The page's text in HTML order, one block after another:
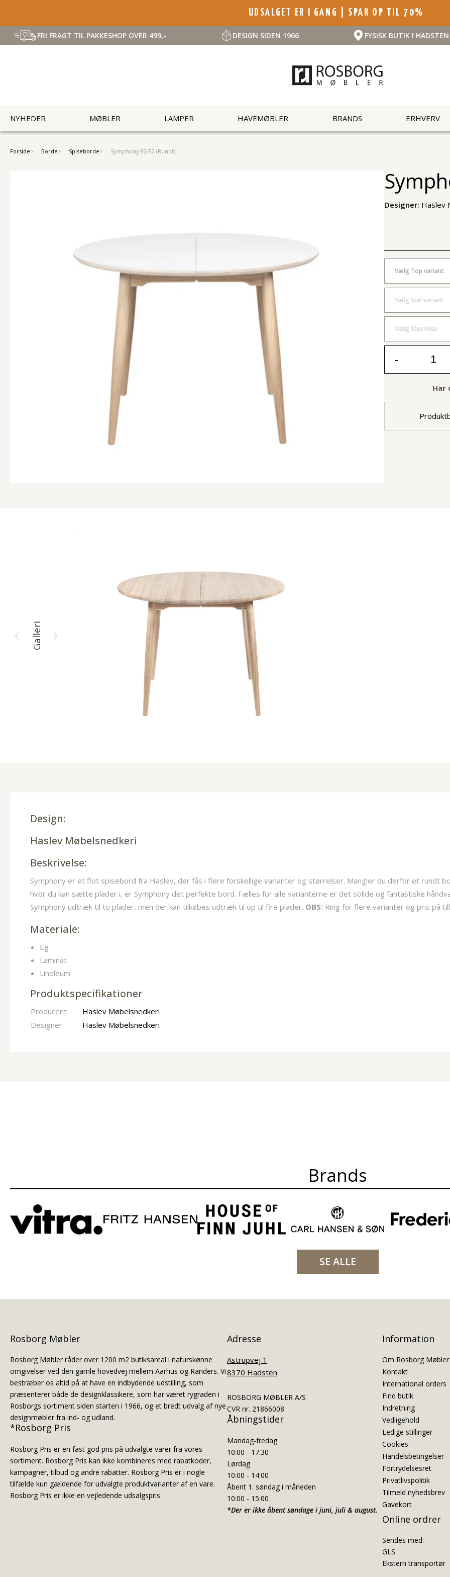
UDSALGET ER I GANG | SPAR OP TIL 70%
FRI FRAGT TIL PAKKESHOP OVER 499,- DESIGN SIDEN 1966 FYSISK BUTIK I HADSTEN
NYHEDER MØBLER LAMPER HAVEMØBLER BRANDS ERHVERV
Forside Borde Spiseborde Symphony 82/92 (Rundt)
Designer: Haslev
Vælg Top variant
Vælg Stel variant
Vælg Størrelse
-
Har
Galleri
Design:
Haslev Møbelsnedkeri
Beskrivelse:
Symphony er et flot spisebord fra Haslev, der fås i flere forskellige varianter og størrelser. Mangler du derfor et rundt
hvor du kan sætte plader i, er Symphony det perfekte bord. Fælles for alle varianterne er det solide og fantastiske
Symphony udtræk til to plader, men der kan tilkøbes udtræk til op til fire plader. OBS: Ring for flere varianter og pris på
Materiale:
Eg
Laminat
Linoleum
Produktspecifikationer
Producent
Haslev Møbelsnedkeri
Designer
Haslev Møbelsnedkeri
Brands
SE ALLE
Rosborg Møbler
Rosborg Møbler råder over 1200 m2 butiksareal i naturskønne
omgivelser ved den gamle hovedvej mellem Aarhus og Randers. Vi
bestræber os altid på at have en indbydende udstilling, som
præsenterer både de designklassikere, som har været rygraden i
Rosborgs sortiment siden starten i 1966, og et bredt udvalg af nye
designmøbler fra ind- og udland.
*Rosborg Pris
Rosborg Pris er en fast god pris på udvalgte varer fra vores
sortiment. Rosborg Pris kan ikke kombineres med rabatkoder,
kampagner, tilbud og andre rabatter. Rosborg Pris er i nogle
tilfælde kun gældende for udvalgte produktvarianter af en vare.
Rosborg Pris er ikke en vejledende udsalgspris.
Adresse
Astrupvej 1
8370 Hadsten
ROSBORG MØBLER A/S
CVR nr. 21866008
Åbningstider
Mandag-fredag
10:00 - 17:30
Lørdag
10:00 - 14:00
Åbent 1. søndag i måneden
10:00 - 15:00
*Der er ikke åbent søndage i juni, juli & august.
Information
Om Rosborg Møbler
Kontakt
International orders
Find butik
Indretning
Vedligehold
Ledige stillinger
Cookies
Handelsbetingelser
Fortrydelsesret
Privatlivspolitik
Tilmeld nyhedsbrev
Gavekort
Online ordrer
Sendes med:
GLS
Ekstern transportør